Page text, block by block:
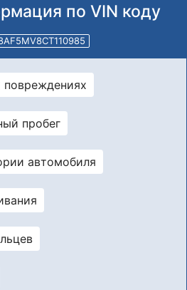
по VIN коду
пробег
автомобиля